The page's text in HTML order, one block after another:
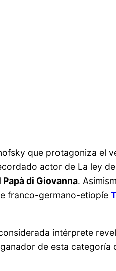
que protagoniza el
actor de La ley
Papà di Giovanna.
franco-germano-etiopíe
intérprete
de esta categoría